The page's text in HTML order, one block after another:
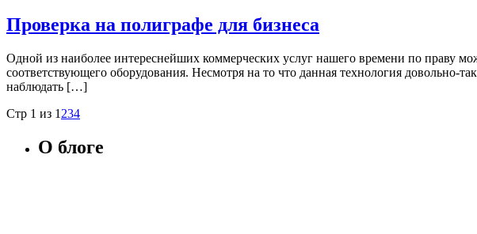
Проверка на полиграфе для бизнеса
Одной из наиболее интереснейших коммерческих услуг нашего времени по праву
соответствующего оборудования. Несмотря на то что данная технология довольно-
наблюдать […]
Стр 1 из 1 234
О блоге